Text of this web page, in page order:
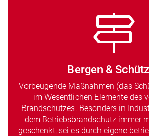
Bergen &
Vorbeugende Maßnahmen (das
im Wesentlichen Elemente des
Brandschutzes. Besonders in
dem Betriebsbrandschutz immer
geschenkt, sei es durch eigene